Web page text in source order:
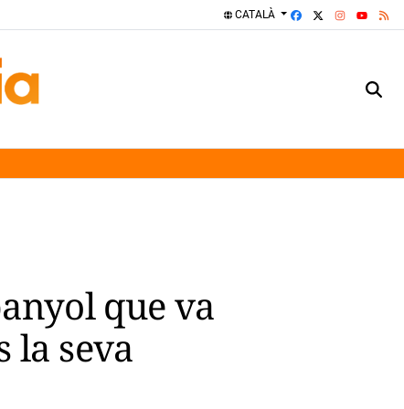
CATALÀ FACEBOOK
YOUTUBE
que va
la seva